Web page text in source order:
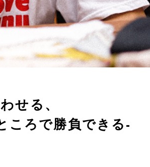
せる、
負できる-